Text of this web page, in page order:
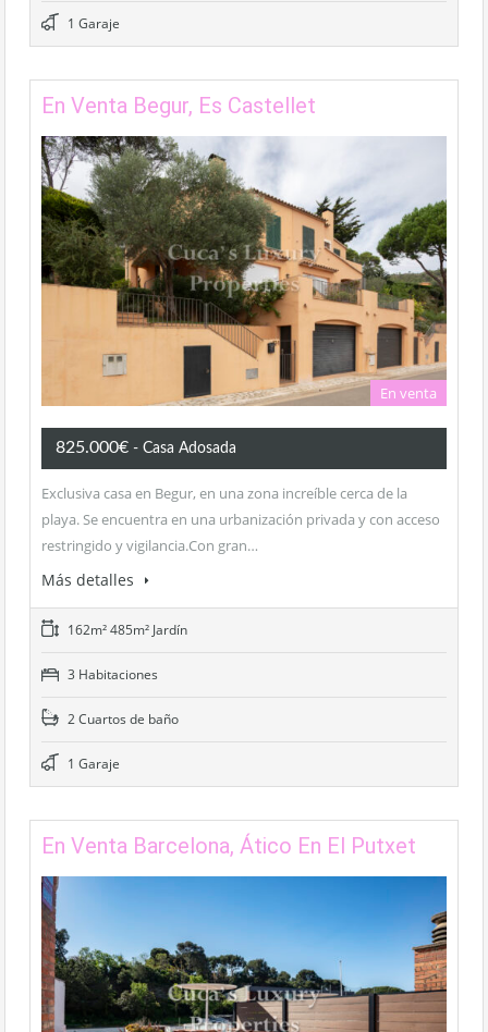
1 Garaje
En Venta Begur, Es Castellet
En venta
825.000€ - Casa Adosada
Exclusiva casa en Begur, en una zona increíble cerca de la
playa. Se encuentra en una urbanización privada y con acceso
restringido y vigilancia.Con gran…
Más detalles
162m² 485m² Jardín
3 Habitaciones
2 Cuartos de baño
1 Garaje
En Venta Barcelona, Ático En El Putxet